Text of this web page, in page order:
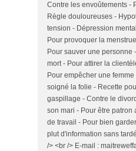
Contre les envoûtements -
Règle douloureuses -
tension - Dépression
Pour provoquer la
Pour sauver une personne
mort - Pour attirer la
Pour empêcher une
soigné la folie - Recette
gaspillage - Contre le
son mari - Pour être
de travail - Pour bien
plut d'information sans
/> <br /> E-mail :